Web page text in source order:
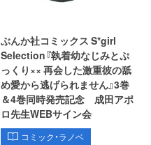
ぶんか社コミックス S*girl
Selection『執着幼なじみとぷ
っくり×× 再会した激重彼の舐
め愛から逃げられません』3巻
＆4巻同時発売記念 成田アポ
ロ先生WEBサイン会
コミック・ラノベ